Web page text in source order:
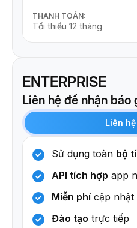
THANH TOÁN:
Tối thiểu 12 tháng
ENTERPRISE
Liên hệ để nhận báo
Liên
Sử dụng toàn bộ
API tích hợp app
Miễn phí cập nhật
Đào tạo trực tiếp